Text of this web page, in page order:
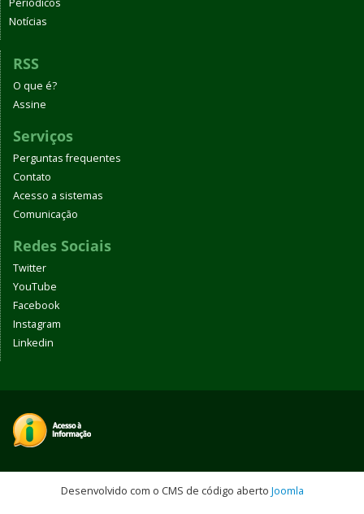
Periódicos
Notícias
RSS
O que é?
Assine
Serviços
Perguntas frequentes
Contato
Acesso a sistemas
Comunicação
Redes Sociais
Twitter
YouTube
Facebook
Instagram
Linkedin
Desenvolvido com o CMS de código aberto Joomla